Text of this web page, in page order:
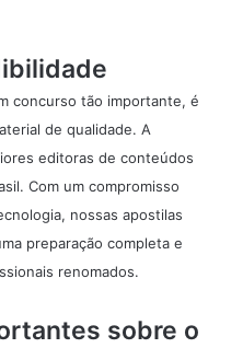
concurso tão importante, é
de qualidade. A
editoras de conteúdos
Com um compromisso
nossas apostilas
preparação completa e
renomados.
sobre o